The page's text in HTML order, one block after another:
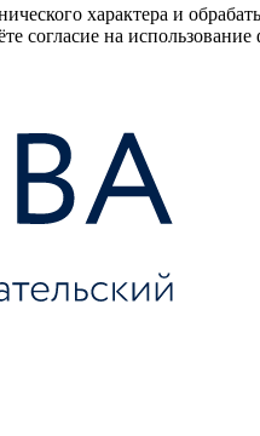
характера и
согласие на